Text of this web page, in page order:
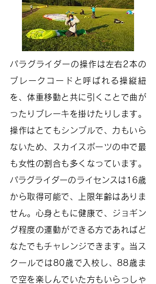
パラグライダーの操作は左右2本の
ブレークコードと呼ばれる操縦紐
を、体重移動と共に引くことで曲が
ったりブレーキを掛けたりします。
操作はとてもシンプルで、力もいら
ないため、スカイスポーツの中で最
も女性の割合も多くなっています。
パラグライダーのライセンスは16歳
から取得可能で、上限年齢はありま
せん。心身ともに健康で、ジョギン
グ程度の運動ができる方であればど
なたでもチャレンジできます。当ス
クールでは80歳で入校し、88歳ま
で空を楽しんでいた方もいらっしゃ